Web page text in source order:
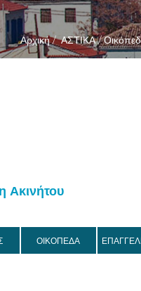
Αρχική / ΑΣΤΙΚΑ /
Ακινήτου
ΟΙΚΟΠΕΔΑ